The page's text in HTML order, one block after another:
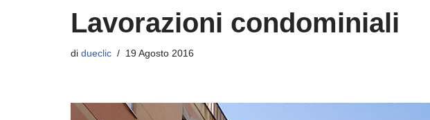
Lavorazioni condominiali
di dueclic 19 Agosto 2016